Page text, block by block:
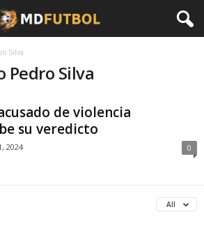
Silva
Pedro Silva
de violencia
su veredicto
2024 0
All